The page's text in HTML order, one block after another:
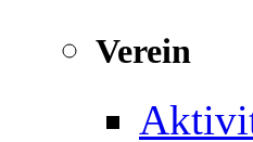
Verein